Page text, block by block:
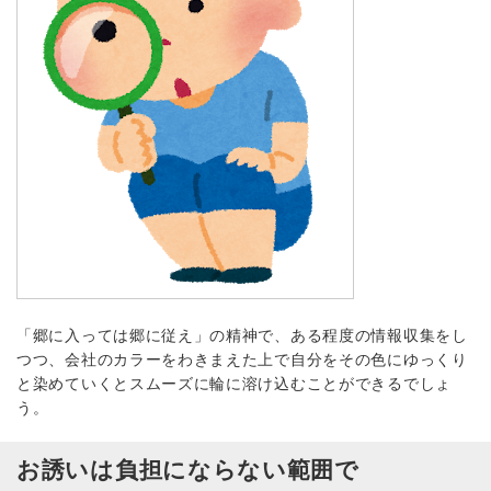
「郷に入っては郷に従え」の精神で、ある程度の情報収集をし
つつ、会社のカラーをわきまえた上で自分をその色にゆっくり
と染めていくとスムーズに輪に溶け込むことができるでしょ
う。
お誘いは負担にならない範囲で